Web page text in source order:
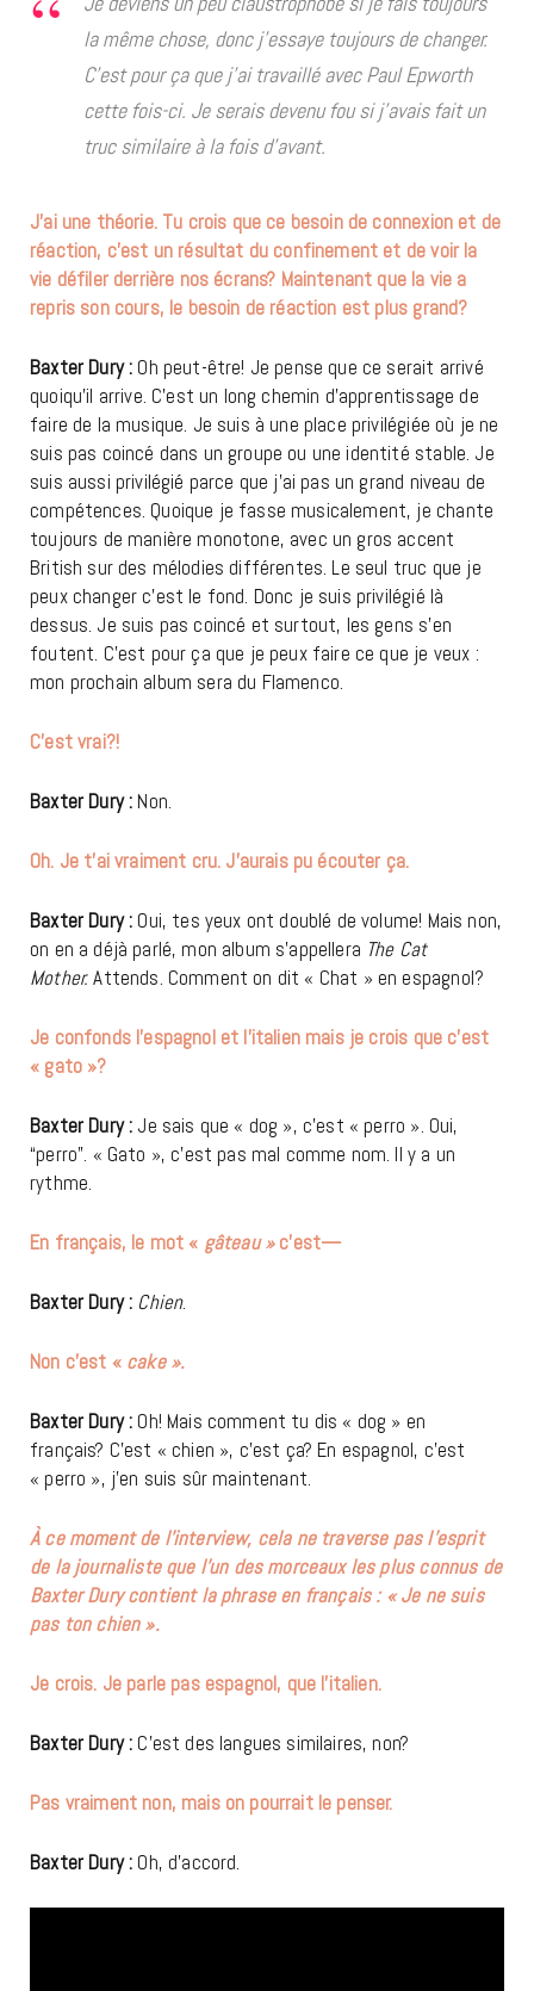
la même chose, donc j’essaye toujours de changer.
C’est pour ça que j’ai travaillé avec Paul Epworth
cette fois-ci. Je serais devenu fou si j’avais fait un
truc similaire à la fois d’avant.
J’ai une théorie. Tu crois que ce besoin de connexion et de
réaction, c’est un résultat du confinement et de voir la
vie défiler derrière nos écrans? Maintenant que la vie a
repris son cours, le besoin de réaction est plus grand?
Baxter Dury : Oh peut-être! Je pense que ce serait arrivé
quoiqu’il arrive. C’est un long chemin d’apprentissage de
faire de la musique. Je suis à une place privilégiée où je ne
suis pas coincé dans un groupe ou une identité stable. Je
suis aussi privilégié parce que j’ai pas un grand niveau de
compétences. Quoique je fasse musicalement, je chante
toujours de manière monotone, avec un gros accent
British sur des mélodies différentes. Le seul truc que je
peux changer c’est le fond. Donc je suis privilégié là
dessus. Je suis pas coincé et surtout, les gens s’en
foutent. C’est pour ça que je peux faire ce que je veux :
mon prochain album sera du Flamenco.
C’est vrai?!
Baxter Dury : Non.
Oh. Je t’ai vraiment cru. J’aurais pu écouter ça.
Baxter Dury : Oui, tes yeux ont doublé de volume! Mais non,
on en a déjà parlé, mon album s’appellera The Cat
Mother.Attends. Comment on dit « Chat » en espagnol?
Je confonds l’espagnol et l’italien mais je crois que c’est
« gato »?
Baxter Dury : Je sais que « dog », c’est « perro ». Oui,
“perro”. « Gato », c’est pas mal comme nom. Il y a un
rythme.
En français, le mot « gâteau »c’est—
Baxter Dury : Chien.
Non c’est « cake ».
Baxter Dury : Oh! Mais comment tu dis « dog » en
français? C’est « chien », c’est ça? En espagnol, c’est
« perro », j’en suis sûr maintenant.
À ce moment de l’interview, cela ne traverse pas l’esprit
de la journaliste que l’un des morceaux les plus connus de
Baxter Dury contient la phrase en français : « Je ne suis
pas ton chien ».
Je crois. Je parle pas espagnol, que l’italien.
Baxter Dury : C’est des langues similaires, non?
Pas vraiment non, mais on pourrait le penser.
Baxter Dury : Oh, d’accord.